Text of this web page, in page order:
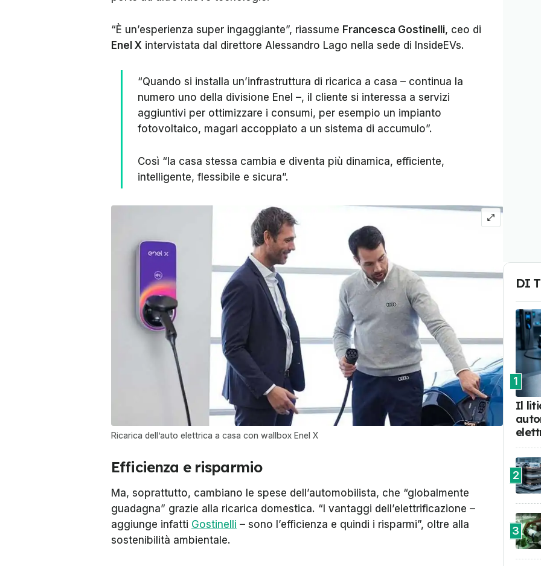
“È un’esperienza super ingaggiante”, riassume Francesca Gostinelli, ceo di
Enel X intervistata dal direttore Alessandro Lago nella sede di InsideEVs.
“Quando si installa un’infrastruttura di ricarica a casa – continua la
numero uno della divisione Enel –, il cliente si interessa a servizi
aggiuntivi per ottimizzare i consumi, per esempio un impianto
fotovoltaico, magari accoppiato a un sistema di accumulo”.
Così “la casa stessa cambia e diventa più dinamica, efficiente,
intelligente, flessibile e sicura”.
Ricarica dell’auto elettrica a casa con wallbox Enel X
Efficienza e risparmio
Ma, soprattutto, cambiano le spese dell’automobilista, che “globalmente
guadagna” grazie alla ricarica domestica. “I vantaggi dell’elettrificazione –
aggiunge infatti Gostinelli – sono l’efficienza e quindi i risparmi”, oltre alla
sostenibilità ambientale.
DI
1
Il
2
3